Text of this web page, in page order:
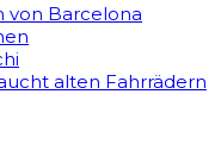
von Barcelona
alten Fahrrädern